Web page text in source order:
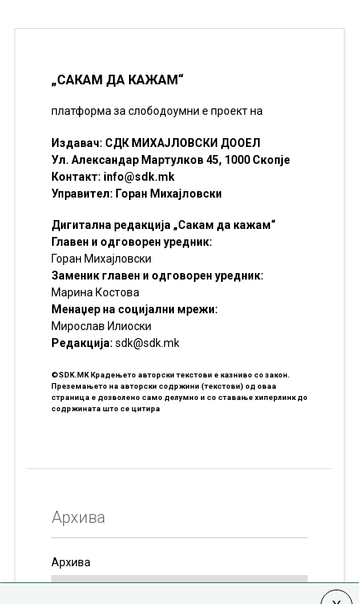
„САКАМ ДА КАЖАМ“
платформа за слободоумни е проект на
Издавач: СДК МИХАЈЛОВСКИ ДООЕЛ
Ул. Александар Мартулков 45, 1000 Скопје
Контакт: info@sdk.mk
Управител: Горан Михајловски
Дигитална редакција „Сакам да кажам“
Главен и одговорен уредник:
Горан Михајловски
Заменик главен и одговорен уредник:
Марина Костова
Менаџер на социјални мрежи:
Мирослав Илиоски
Редакцијa: sdk@sdk.mk
©SDK.MK Крадењето авторски текстови е казниво со закон.
Преземањето на авторски содржини (текстови) од оваа
страница е дозволено само делумно и со ставање хиперлинк до
содржината што се цитира
Архива
Архива